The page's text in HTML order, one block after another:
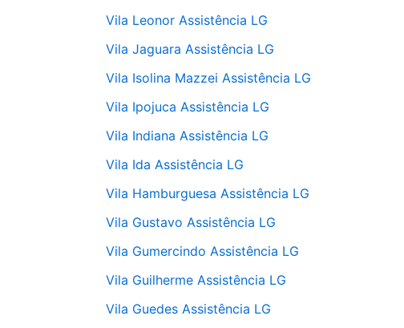
Vila Leonor Assistência LG
Vila Jaguara Assistência LG
Vila Isolina Mazzei Assistência LG
Vila Ipojuca Assistência LG
Vila Indiana Assistência LG
Vila Ida Assistência LG
Vila Hamburguesa Assistência LG
Vila Gustavo Assistência LG
Vila Gumercindo Assistência LG
Vila Guilherme Assistência LG
Vila Guedes Assistência LG